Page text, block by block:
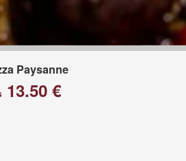
Paysanne
13.50 €